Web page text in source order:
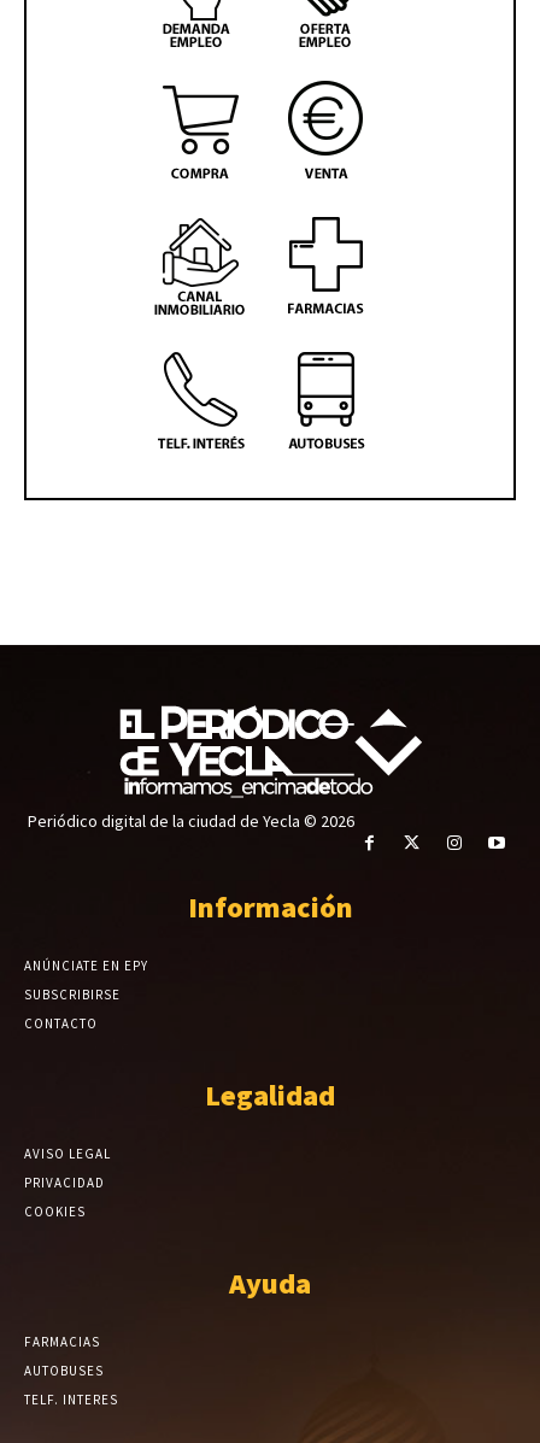
Periódico digital de la ciudad de Yecla © 2026
Información
ANÚNCIATE EN EPY
SUBSCRIBIRSE
CONTACTO
Legalidad
AVISO LEGAL
PRIVACIDAD
COOKIES
Ayuda
FARMACIAS
AUTOBUSES
TELF. INTERES